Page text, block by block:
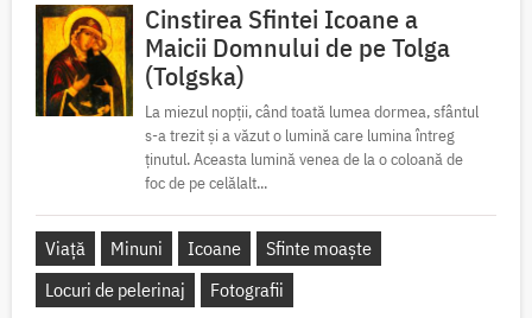
Cinstirea Sfintei Icoane a
Maicii Domnului de pe Tolga
(Tolgska)
La miezul nopții, când toată lumea dormea, sfântul
s-a trezit și a văzut o lumină care lumina întreg
ținutul. Aceasta lumină venea de la o coloană de
foc de pe celălalt...
Viață Minuni Icoane
Sfinte moaște
Locuri de pelerinaj
Fotografii